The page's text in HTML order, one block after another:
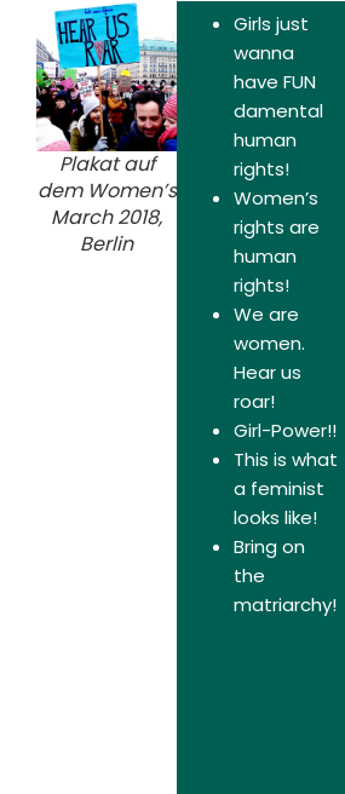
Plakat auf
dem Women’s
March 2018,
Berlin
Girls just
wanna
have FUN
damental
human
rights!
Women’s
rights are
human
rights!
We are
women.
Hear us
roar!
Girl-Power!!
This is what
a feminist
looks like!
Bring on
the
matriarchy!